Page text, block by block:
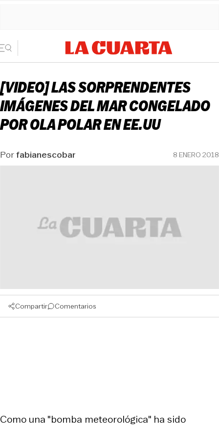
[VIDEO] LAS SORPRENDENTES
IMÁGENES DEL MAR CONGELADO
POR OLA POLAR EN EE.UU
Porfabianescobar 8 ENERO 2018
Compartir Comentarios
Como una "bomba meteorológica" ha sido